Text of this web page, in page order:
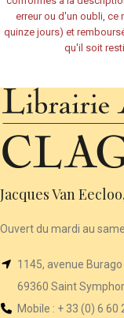
erreur ou d'un oubli, ce
quinze jours) et
qu'il soit
Jacques Van
Ouvert du mardi au
1145, avenue
69360 Saint
Mobile : + 33 (0) 6 60